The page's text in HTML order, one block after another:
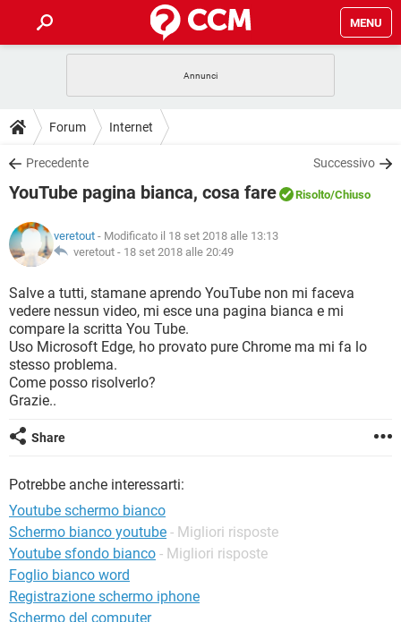
MENU
INTRATTENIMENTO
iOS
INSTAGRAM WHATSAPP
TIKTOK
HARDWARE
GUIDE
COVID-19
INSTAGRAM WHATSAPP
TIKTOK
HARDWARE
DOWNLOAD
COVID-19 GAMING
INTRATTENIMENTO
iOS WINDOWS 10
INSTAGRAM WHATSAPP
TIKTOK FACEBOOK
HARDWARE
COVID-19 GAMING
INTRATTENIMENTO
iOS WINDOWS 10
INSTAGRAM
TIKTOK
HARDWARE
GLOSSARIO
COVID-19 GAMING
INTRATTENIMENTO ANDROID
iOS WINDOWS 10
INSTAGRAM
TIKTOK
HARDWARE
Forum Internet
Precedente Successivo
YouTube pagina bianca, cosa fare Risolto/Chiuso
veretout - Modificato il 18 set 2018 alle 13:13
veretout - 18 set 2018 alle 20:49
Salve a tutti, stamane aprendo YouTube non mi faceva
vedere nessun video, mi esce una pagina bianca e mi
compare la scritta You Tube.
Uso Microsoft Edge, ho provato pure Chrome ma mi fa lo
stesso problema.
Come posso risolverlo?
Grazie..
Share
Potrebbe anche interessarti:
Youtube schermo bianco
Schermo bianco youtube - Migliori risposte
Youtube sfondo bianco - Migliori risposte
Foglio bianco word
Registrazione schermo iphone
Schermo del computer